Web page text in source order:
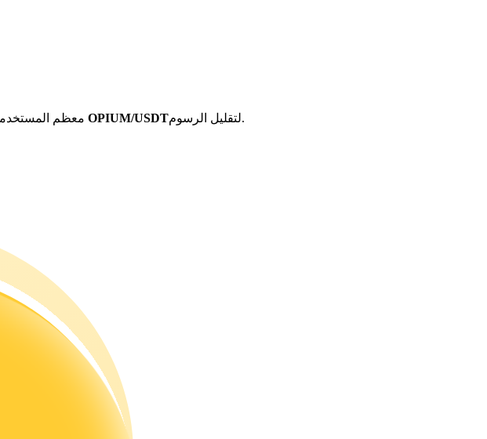
معظم أزواج تداول العملات المستقرة مثل OPIUM/USDT لتقليل الرسوم.